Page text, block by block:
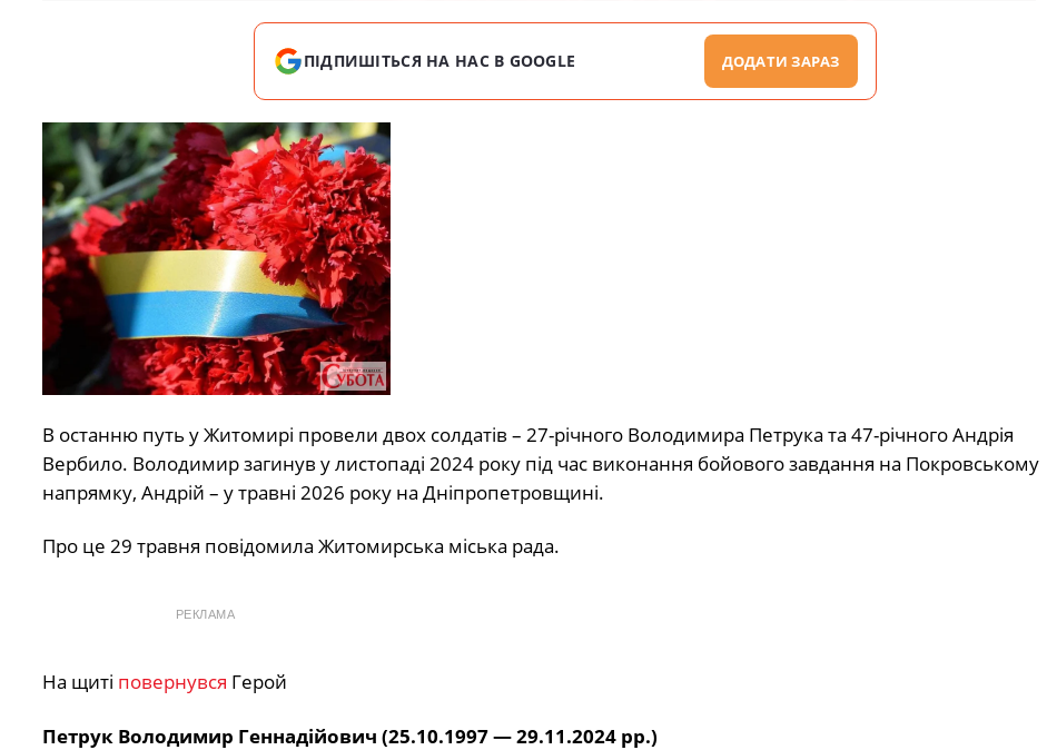
ПІДПИШІТЬСЯ НА НАС В GOOGLE ДОДАТИ ЗАРАЗ
В останню путь у Житомирі провели двох солдатів – 27-річного Володимира Петрука та 47-річного Андрія
Вербило. Володимир загинув у листопаді 2024 року під час виконання бойового завдання на Покровському
напрямку, Андрій – у травні 2026 року на Дніпропетровщині.
Про це 29 травня повідомила Житомирська міська рада.
РЕКЛАМА
На щиті повернувся Герой
Петрук Володимир Геннадійович (25.10.1997 — 29.11.2024 рр.)